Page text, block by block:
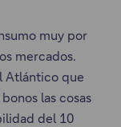
muy por
mercados.
Atlántico que
las cosas
del 10